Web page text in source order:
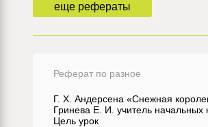
еще рефераты
Реферат по разное
Г. Х. Андерсена «Снежная
Гринева Е. И. учитель начальных
Цель урок